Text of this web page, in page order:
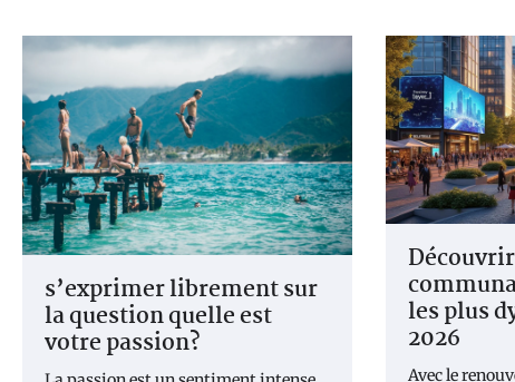
s’exprimer librement sur
la question quelle est
votre passion?
les plus
2026
Avec le